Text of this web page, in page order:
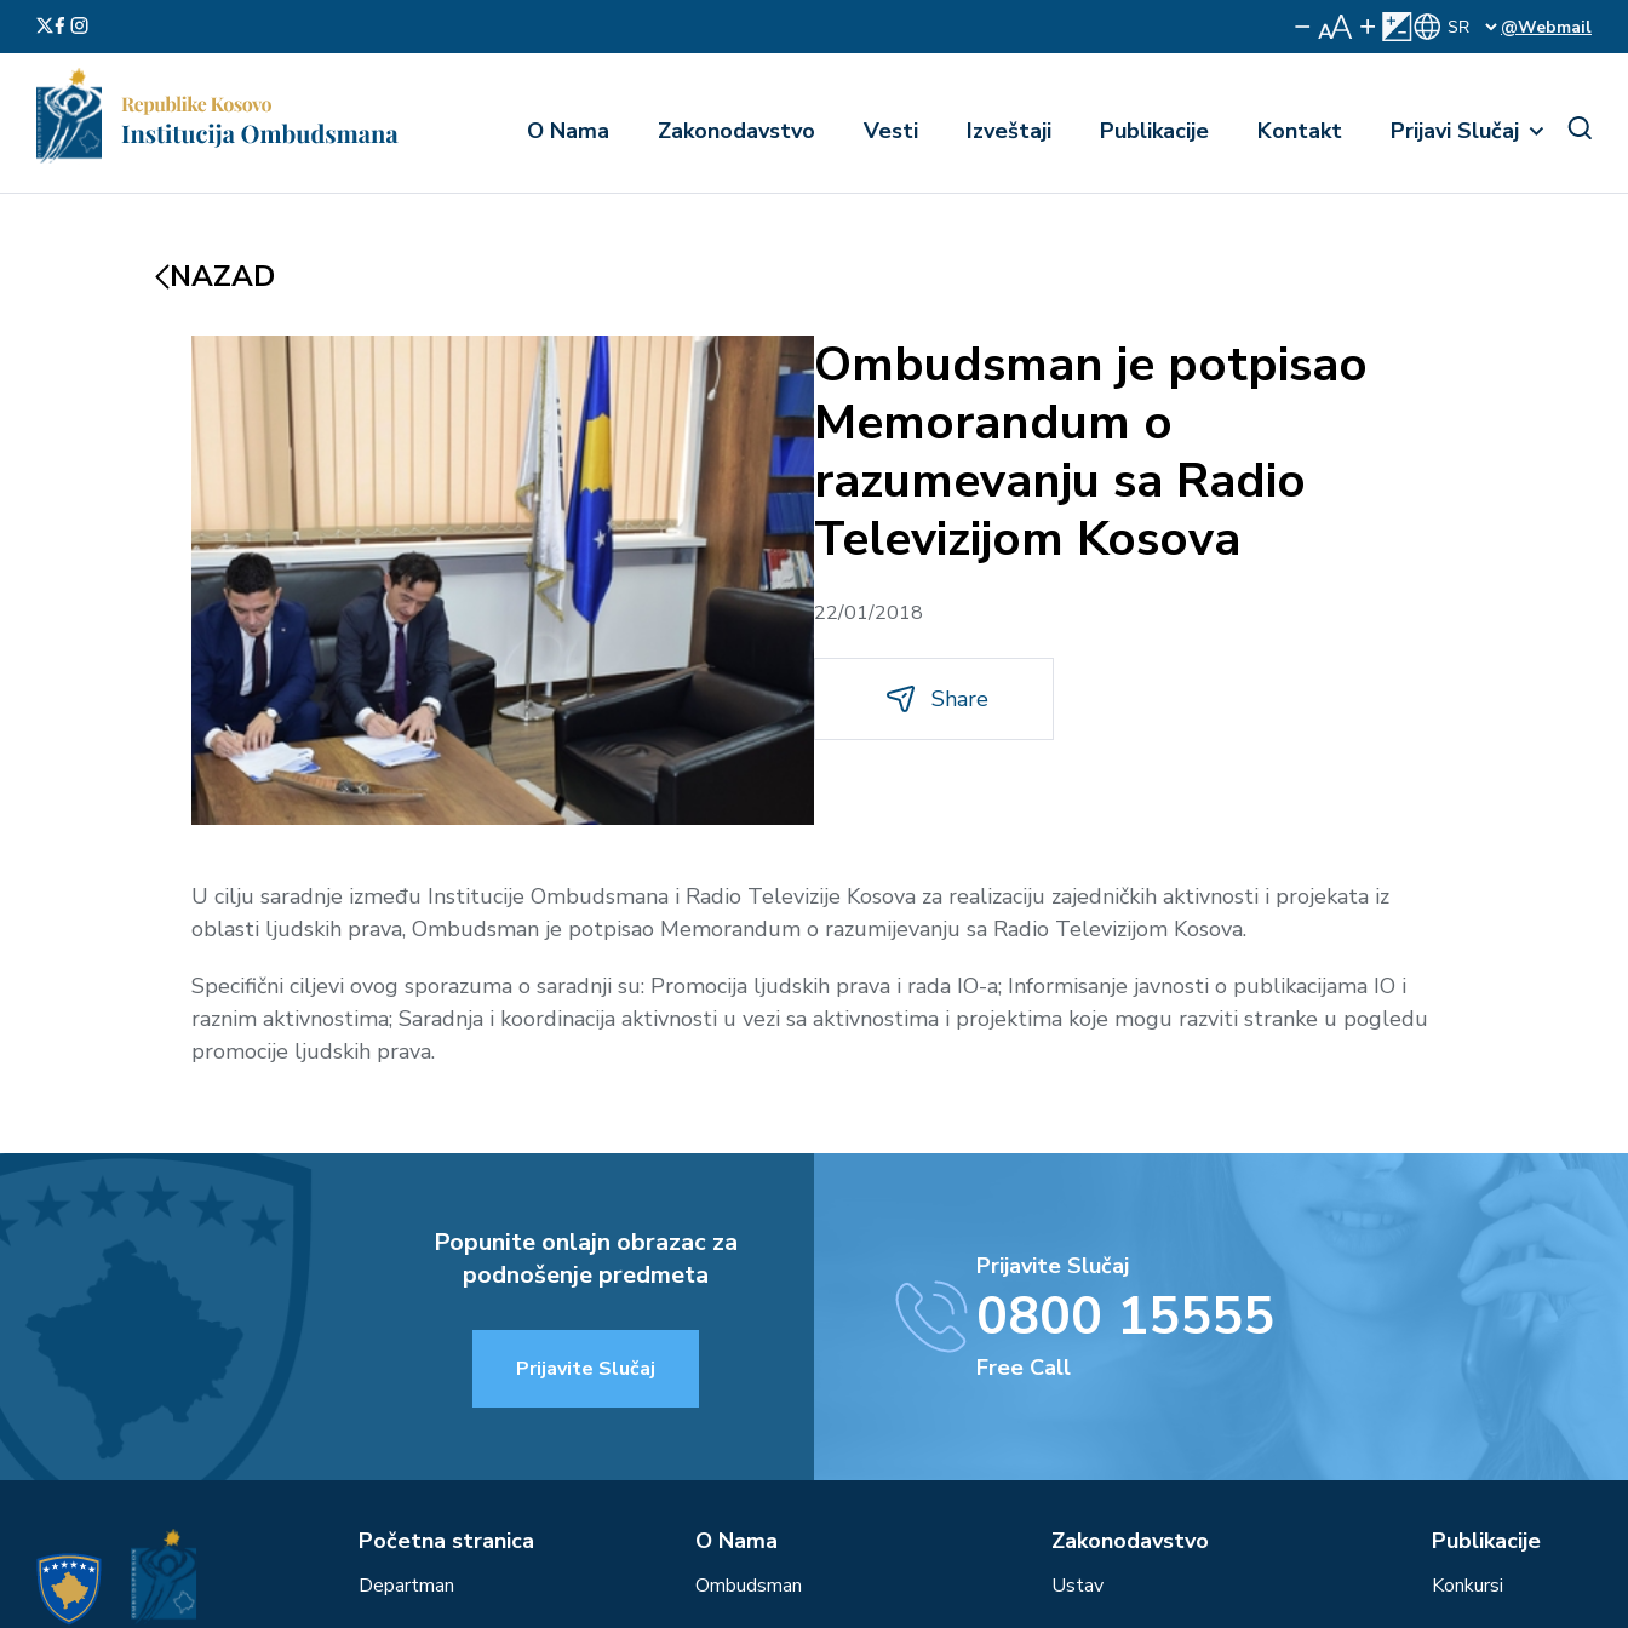
@Webmail
О Nama Zakonodavstvo Vesti Izveštaji Publikacije Kontakt Prijavi Slučaj
NAZAD
Ombudsman je potpisao
Memorandum o
razumevanju sa Radio
Televizijom Kosova
22/01/2018
Share
U cilju saradnje između Institucije Ombudsmana i Radio Televizije Kosova za realizaciju zajedničkih aktivnosti i projekata iz
oblasti ljudskih prava, Ombudsman je potpisao Memorandum o razumijevanju sa Radio Televizijom Kosova.
Specifični ciljevi ovog sporazuma o saradnji su: Promocija ljudskih prava i rada IO-a; Informisanje javnosti o publikacijama IO i
raznim aktivnostima; Saradnja i koordinacija aktivnosti u vezi sa aktivnostima i projektima koje mogu razviti stranke u pogledu
promocije ljudskih prava.
Popunite onlajn obrazac za
podnošenje predmeta
Prijavite Slučaj
Prijavite Slučaj
0800 15555
Free Call
Početna stranica
Departman
О Nama
Ombudsman
Zakonodavstvo
Ustav
Publikacije
Konkursi